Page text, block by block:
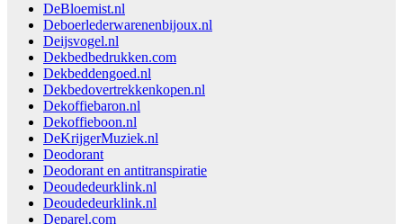
DeBloemist.nl
Deboerlederwarenenbijoux.nl
Deijsvogel.nl
Dekbedbedrukken.com
Dekbeddengoed.nl
Dekbedovertrekkenkopen.nl
Dekoffiebaron.nl
Dekoffieboon.nl
DeKrijgerMuziek.nl
Deodorant
Deodorant en antitranspiratie
Deoudedeurklink.nl
Deoudedeurklink.nl
Deparel.com